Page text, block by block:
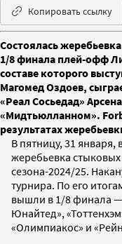
Копировать ссылку
Состоялась
1/8 финала плей-офф
составе которого
Магомед Оздоев,
«Реал Сосьедад»
«Мидтьюлланном».
результатах
В пятницу, 31
жеребьевка
сезона-2024/25.
турнира. По его
вышли в 1/8 финала —
Юнайтед»,
«Олимпиакос» и